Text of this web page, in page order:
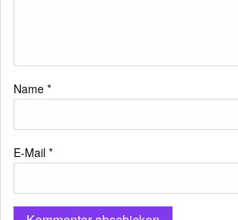
Name *
E-Mail *